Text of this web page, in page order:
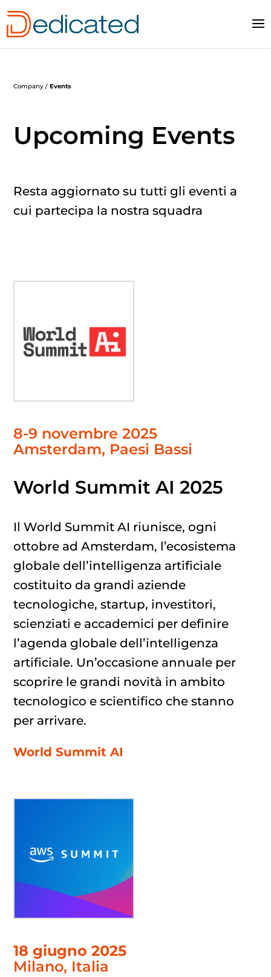
Company /Events
Upcoming Events
Resta aggiornato su tutti gli eventi a
cui partecipa la nostra squadra
8-9 novembre 2025
Amsterdam, Paesi Bassi
World Summit AI 2025
Il World Summit AI riunisce, ogni
ottobre ad Amsterdam, l’ecosistema
globale dell’intelligenza artificiale
costituito da grandi aziende
tecnologiche, startup, investitori,
scienziati e accademici per definire
l’agenda globale dell’intelligenza
artificiale. Un’occasione annuale per
scoprire le grandi novità in ambito
tecnologico e scientifico che stanno
per arrivare.
World Summit AI
18 giugno 2025
Milano, Italia